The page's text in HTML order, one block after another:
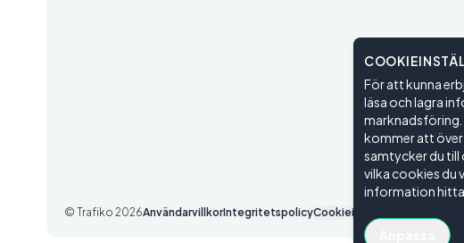
© Trafiko 2026AnvändarvillkorIntegritetspolicyCookieinställningar
För att kunna
läsa och lagra
marknadsföring.
kommer att
samtycker du till
vilka cookies du
information